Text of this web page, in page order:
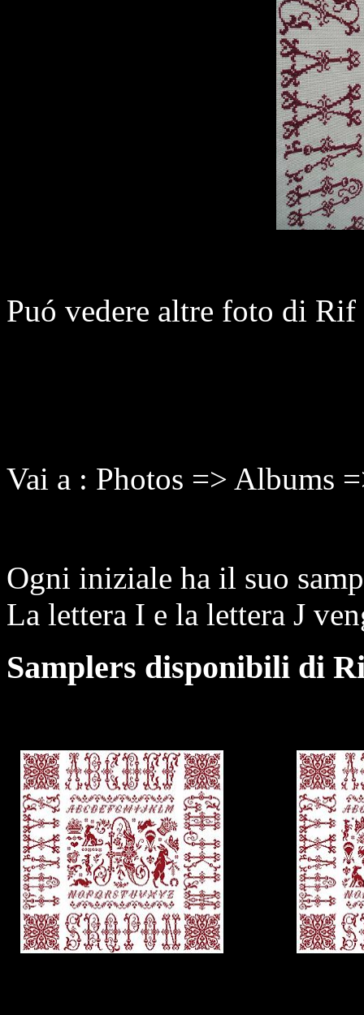
Puó vedere altre foto di
Vai a : Photos => Albums
Ogni iniziale ha il suo
La lettera I e la lettera J
Samplers disponibili di